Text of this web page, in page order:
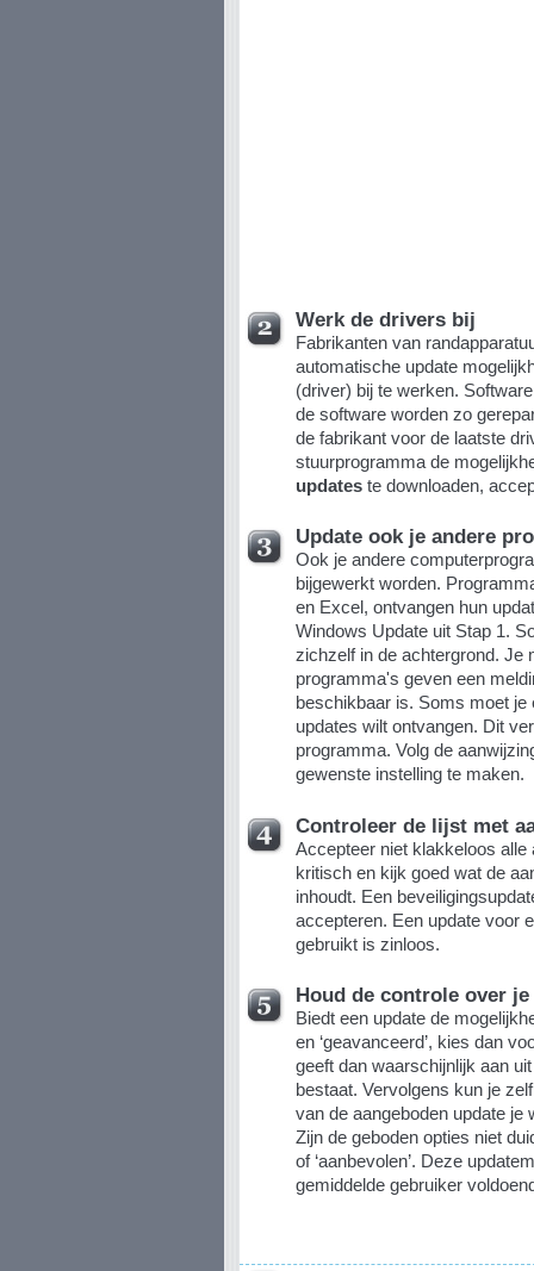
Werk de drivers bij
Fabrikanten van
automatische update
(driver) bij te werken.
de software worden zo
de fabrikant voor de laatste
stuurprogramma de
updateste downloaden,
Update ook je andere
Ook je andere
bijgewerkt worden.
en Excel, ontvangen hun
Windows Update uit Stap 1.
zichzelf in de achtergrond. Je
programma's geven een
beschikbaar is. Soms moet je
updates wilt ontvangen. Dit
programma. Volg de
gewenste instelling te maken.
Controleer de lijst met
Accepteer niet klakkeloos alle
kritisch en kijk goed wat de
inhoudt. Een
accepteren. Een update voor
gebruikt is zinloos.
Houd de controle over je
Biedt een update de
en ‘geavanceerd’, kies dan
geeft dan waarschijnlijk aan
bestaat. Vervolgens kun je
van de aangeboden update je
Zijn de geboden opties niet
of ‘aanbevolen’. Deze
gemiddelde gebruiker